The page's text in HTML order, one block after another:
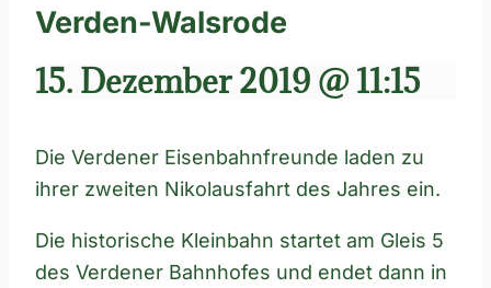
Verden-Walsrode
15. Dezember 2019 @ 11:15
Die Verdener Eisenbahnfreunde laden zu
ihrer zweiten Nikolausfahrt des Jahres ein.
Die historische Kleinbahn startet am Gleis 5
des Verdener Bahnhofes und endet dann in